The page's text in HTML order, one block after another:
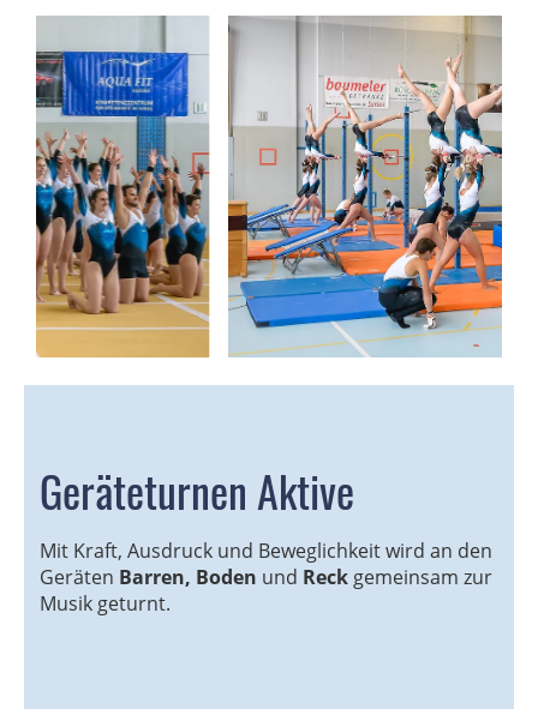
Geräteturnen Aktive
Mit Kraft, Ausdruck und Beweglichkeit wird an den
Geräten Barren, Boden und Reck gemeinsam zur
Musik geturnt.